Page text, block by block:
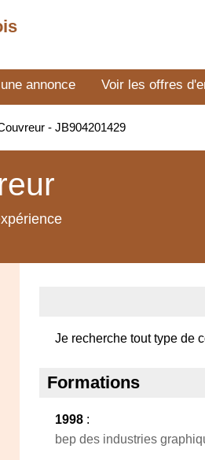
annonce Voir les offres
- JB904201429
Je recherche tout type de
Formations
1998 :
bep des industries